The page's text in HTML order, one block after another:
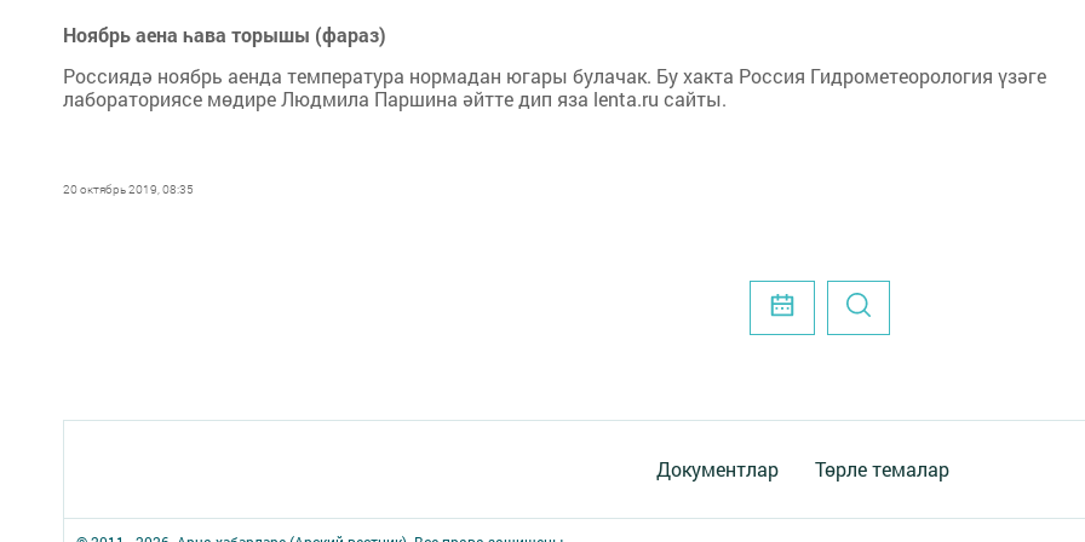
Ноябрь аена һава торышы (фараз)
Россиядә ноябрь аенда температура нормадан югары булачак. Бу хакта Россия Гидрометеорология үзәге
лабораториясе мөдире Людмила Паршина әйтте дип яза lenta.ru сайты.
20 октябрь 2019, 08:35
Документлар Төрле темалар